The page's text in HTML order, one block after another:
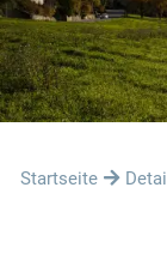
Startseite